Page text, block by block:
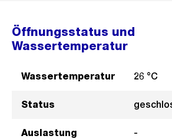
Öffnungsstatus und
Wassertemperatur
Wassertemperatur 26 °C
Status
Auslastung -